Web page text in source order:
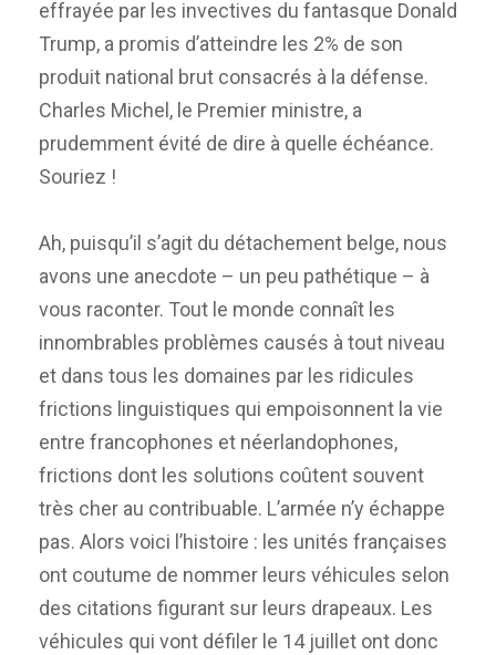
effrayée par les invectives du fantasque Donald
Trump, a promis d’atteindre les 2% de son
produit national brut consacrés à la défense.
Charles Michel, le Premier ministre, a
prudemment évité de dire à quelle échéance.
Souriez !
Ah, puisqu’il s’agit du détachement belge, nous
avons une anecdote – un peu pathétique – à
vous raconter. Tout le monde connaît les
innombrables problèmes causés à tout niveau
et dans tous les domaines par les ridicules
frictions linguistiques qui empoisonnent la vie
entre francophones et néerlandophones,
frictions dont les solutions coûtent souvent
très cher au contribuable. L’armée n’y échappe
pas. Alors voici l’histoire : les unités françaises
ont coutume de nommer leurs véhicules selon
des citations figurant sur leurs drapeaux. Les
véhicules qui vont défiler le 14 juillet ont donc